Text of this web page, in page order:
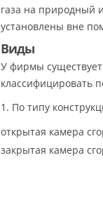
газа на природный
установлены вне
Виды
У фирмы
классифицировать
1. По типу
открытая камера
закрытая камера